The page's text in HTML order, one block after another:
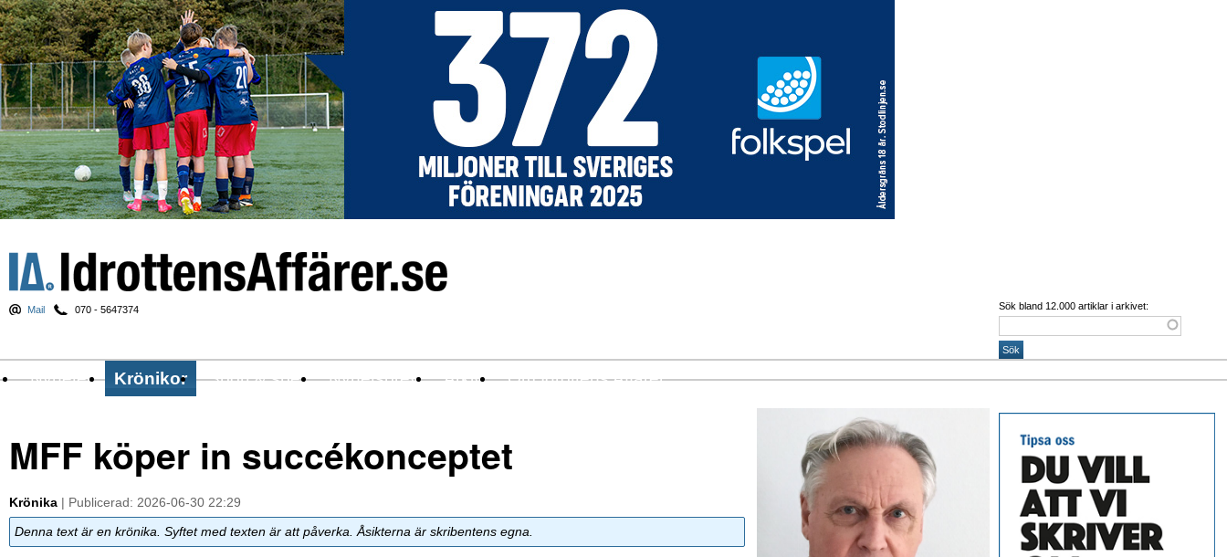
Mail 070 - 5647374 Sök bland 12.000 artiklar i arkivet:
Nyheter Krönikor Sport & spel Nyhetsbrev Arkiv Om Idrottens Affärer
MFF köper in succékonceptet
Krönika | Publicerad: 2026-06-30 22:29
Denna text är en krönika. Syftet med texten är att påverka. Åsikterna är skribentens egna.